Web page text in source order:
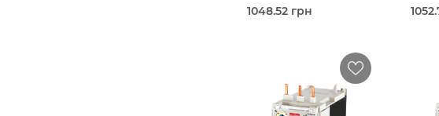
1048.52 грн
Теплове
Chint